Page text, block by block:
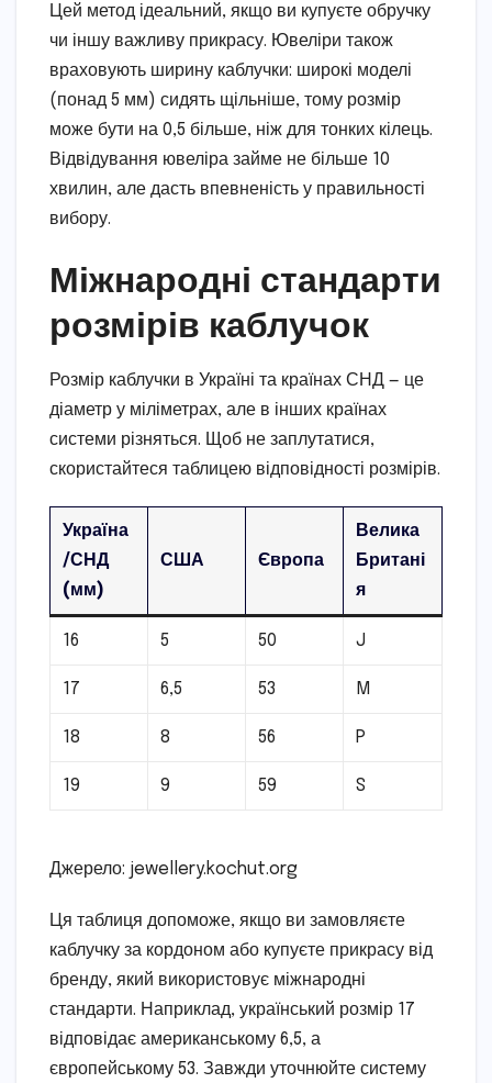
Цей метод ідеальний, якщо ви купуєте обручку
чи іншу важливу прикрасу. Ювеліри також
враховують ширину каблучки: широкі моделі
(понад 5 мм) сидять щільніше, тому розмір
може бути на 0,5 більше, ніж для тонких кілець.
Відвідування ювеліра займе не більше 10
хвилин, але дасть впевненість у правильності
вибору.
Міжнародні стандарти
розмірів каблучок
Розмір каблучки в Україні та країнах СНД — це
діаметр у міліметрах, але в інших країнах
системи різняться. Щоб не заплутатися,
скористайтеся таблицею відповідності розмірів.
Україна
/СНД
(мм)
США Європа
Велика
Британі
я
16 5 50 J
17 6,5 53 M
18 8 56 P
19 9 59 S
Джерело: jewellery.kochut.org
Ця таблиця допоможе, якщо ви замовляєте
каблучку за кордоном або купуєте прикрасу від
бренду, який використовує міжнародні
стандарти. Наприклад, український розмір 17
відповідає американському 6,5, а
європейському 53. Завжди уточнюйте систему